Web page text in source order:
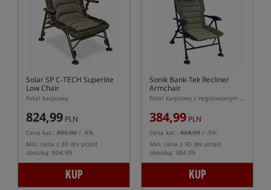
Solar SP C-TECH Superlite
Low Chair
Fotel karpiowy
824,99 PLN
Cena kat.: 895,00 / -8%
Min. cena z 30 dni przed
obniżką: 804.99
KUP
Sonik Bank-Tek Recliner
Armchair
Fotel karpiowy z regulowanym oparciem Bank-Tek Recliner Armchair
384,99 PLN
Cena kat.: 424,99 / -9%
Min. cena z 30 dni przed
obniżką: 384.99
KUP